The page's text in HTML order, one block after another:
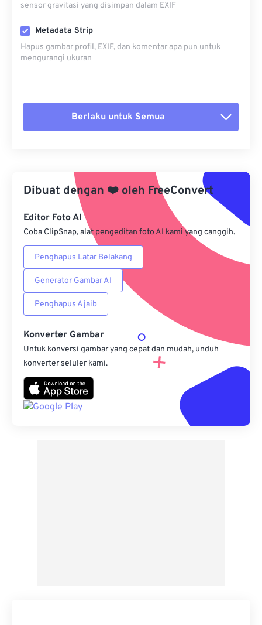
sensor gravitasi yang disimpan dalam EXIF
Metadata Strip
Hapus gambar profil, EXIF, dan komentar apa pun untuk
mengurangi ukuran
Berlaku untuk Semua
Terapkan dari Preset
Simpan sebagai Preset
Dibuat dengan ❤️ oleh FreeConvert
Editor Foto AI
Coba ClipSnap, alat pengeditan foto AI kami yang canggih.
Penghapus Latar Belakang
Generator Gambar AI
Penghapus Ajaib
Konverter Gambar
Untuk konversi gambar yang cepat dan mudah, unduh
konverter seluler kami.